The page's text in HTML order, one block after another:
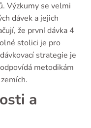
Výzkumy se velmi
dávek a jejich
že první dávka 4
stolici je pro
strategie je
metodikám
a